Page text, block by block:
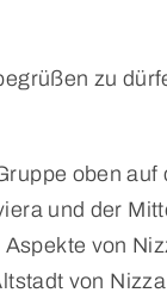
zu
oben auf
und der
von
von